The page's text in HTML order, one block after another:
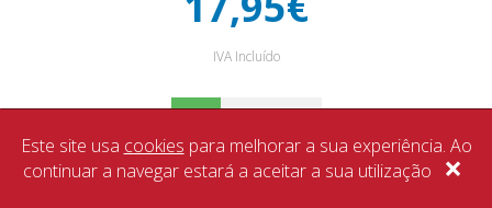
IVA Incluído
Este site usa cookies para melhorar a sua experiência. Ao
continuar a navegar estará a aceitar a sua utilização ×